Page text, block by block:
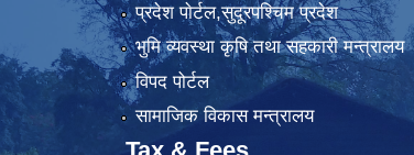
प्रदेश पाेर्टल,सुदूरपश्चिम प्रदेश
भुमि व्यवस्था कृषि तथा सहकारी मन्त्रालय
विपद पोर्टल
सामाजिक विकास मन्त्रालय